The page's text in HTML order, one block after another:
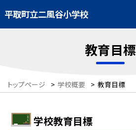
平取町立二風谷小学校
教育目標
トップページ > 学校概要 > 教育目標
学校教育目標